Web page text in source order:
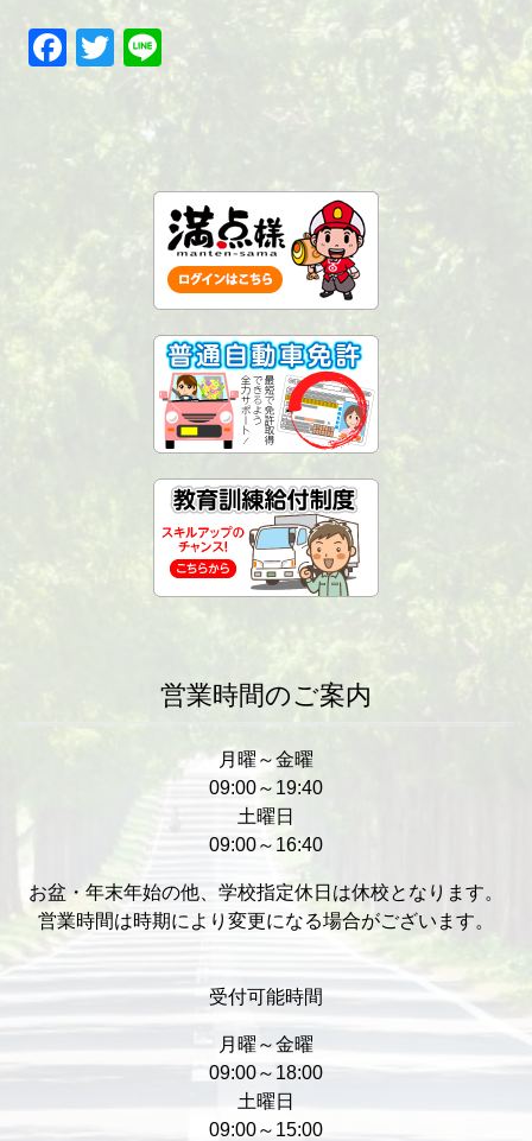
Facebook
Twitter
Line
営業時間のご案内
月曜～金曜
09:00～19:40
土曜日
09:00～16:40
お盆・年末年始の他、学校指定休日は休校となります。
営業時間は時期により変更になる場合がございます。
受付可能時間
月曜～金曜
09:00～18:00
土曜日
09:00～15:00